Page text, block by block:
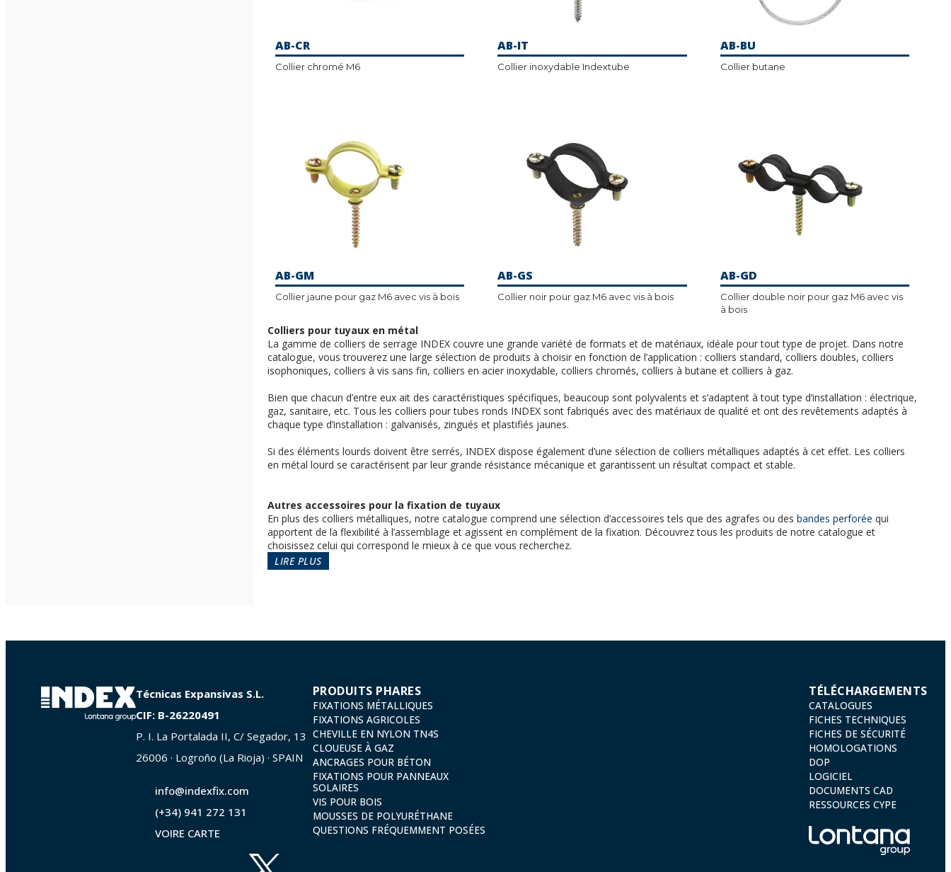
AB-CR
Collier chromé M6
AB-IT
Collier inoxydable Indextube
AB-BU
Collier butane
AB-GM
Collier jaune pour gaz M6 avec vis à bois
AB-GS
Collier noir pour gaz M6 avec vis à bois
AB-GD
Collier double noir pour gaz M6 avec vis
à bois
Colliers pour tuyaux en métal
La gamme de colliers de serrage INDEX couvre une grande variété de formats et de matériaux, idéale pour tout type de projet. Dans notre
catalogue, vous trouverez une large sélection de produits à choisir en fonction de l’application : colliers standard, colliers doubles, colliers
isophoniques, colliers à vis sans fin, colliers en acier inoxydable, colliers chromés, colliers à butane et colliers à gaz.
Bien que chacun d’entre eux ait des caractéristiques spécifiques, beaucoup sont polyvalents et s’adaptent à tout type d’installation : électrique,
gaz, sanitaire, etc. Tous les colliers pour tubes ronds INDEX sont fabriqués avec des matériaux de qualité et ont des revêtements adaptés à
chaque type d’installation : galvanisés, zingués et plastifiés jaunes.
Si des éléments lourds doivent être serrés, INDEX dispose également d’une sélection de colliers métalliques adaptés à cet effet. Les colliers
en métal lourd se caractérisent par leur grande résistance mécanique et garantissent un résultat compact et stable.
Autres accessoires pour la fixation de tuyaux
En plus des colliers métalliques, notre catalogue comprend une sélection d’accessoires tels que des agrafes ou des bandes perforée qui
apportent de la flexibilité à l’assemblage et agissent en complément de la fixation. Découvrez tous les produits de notre catalogue et
choisissez celui qui correspond le mieux à ce que vous recherchez.
LIRE PLUS
Técnicas Expansivas S.L.
CIF: B-26220491
P. I. La Portalada II, C/ Segador, 13
26006 · Logroño (La Rioja) · SPAIN
info@indexfix.com
(+34) 941 272 131
VOIRE CARTE
PRODUITS PHARES
FIXATIONS MÉTALLIQUES
FIXATIONS AGRICOLES
CHEVILLE EN NYLON TN4S
CLOUEUSE À GAZ
ANCRAGES POUR BÉTON
FIXATIONS POUR PANNEAUX
SOLAIRES
VIS POUR BOIS
MOUSSES DE POLYURÉTHANE
QUESTIONS FRÉQUEMMENT POSÉES
TÉLÉCHARGEMENTS
CATALOGUES
FICHES TECHNIQUES
FICHES DE SÉCURITÉ
HOMOLOGATIONS
DOP
LOGICIEL
DOCUMENTS CAD
RESSOURCES CYPE